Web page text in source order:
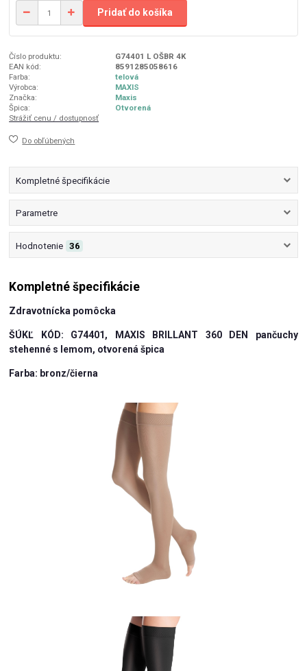
Pridať do košíka
Číslo produktu:
G74401 L OŠBR 4K
EAN kód:
8591285058616
Farba:
telová
Výrobca:
MAXIS
Značka:
Maxis
Špica:
Otvorená
Strážiť cenu / dostupnosť
Do obľúbených
Kompletné špecifikácie
Parametre
Hodnotenie 36
Kompletné špecifikácie
Zdravotnícka pomôcka
ŠÚKĽ KÓD: G74401, MAXIS BRILLANT 360 DEN pančuchy
stehenné s lemom, otvorená špica
Farba: bronz/čierna